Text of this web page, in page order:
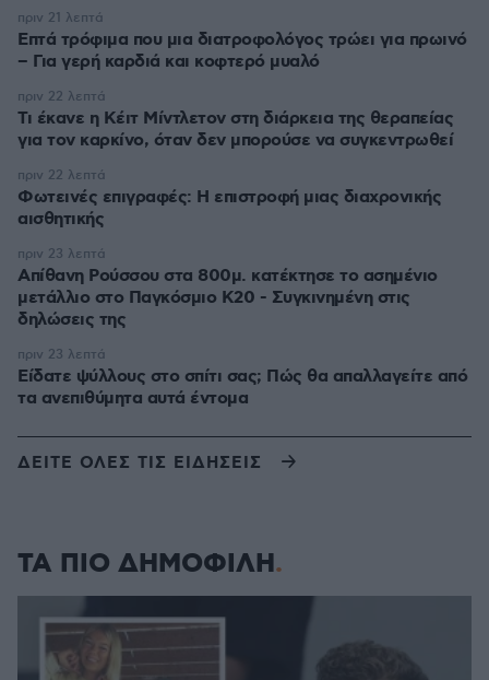
Επτά τρόφιμα που μια διατροφολόγος τρώει για πρωινό
– Για γερή καρδιά και κοφτερό μυαλό
πριν 21 λεπτά
Τι έκανε η Κέιτ Μίντλετον στη διάρκεια της θεραπείας
για τον καρκίνο, όταν δεν μπορούσε να συγκεντρωθεί
πριν 22 λεπτά
Φωτεινές επιγραφές: Η επιστροφή μιας διαχρονικής
αισθητικής
πριν 22 λεπτά
Απίθανη Ρούσσου στα 800μ. κατέκτησε το ασημένιο
μετάλλιο στο Παγκόσμιο Κ20 - Συγκινημένη στις
δηλώσεις της
πριν 23 λεπτά
Είδατε ψύλλους στο σπίτι σας; Πώς θα απαλλαγείτε από
τα ανεπιθύμητα αυτά έντομα
πριν 23 λεπτά
ΔΕΙΤΕ ΟΛΕΣ ΤΙΣ ΕΙΔΗΣΕΙΣ
ΤΑ ΠΙΟ ΔΗΜΟΦΙΛΗ